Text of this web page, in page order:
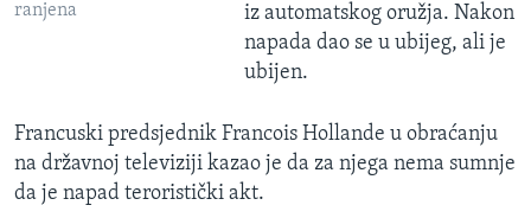
ranjena
iz automatskog oružja. Nakon
napada dao se u ubijeg, ali je
ubijen.
Francuski predsjednik Francois Hollande u obraćanju
na državnoj televiziji kazao je da za njega nema sumnje
da je napad teroristički akt.